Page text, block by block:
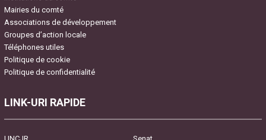
Mairies du comté
Associations de développement
Groupes d’action locale
Téléphones utiles
Politique de cookie
Politique de confidentialité
LINK-URI RAPIDE